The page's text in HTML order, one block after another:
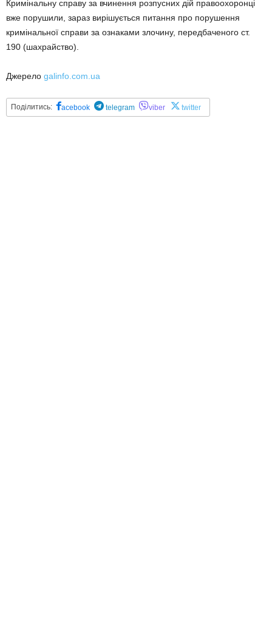
Кримінальну справу за вчинення розпусних дій правоохоронці
вже порушили, зараз вирішується питання про порушення
кримінальної справи за ознаками злочину, передбаченого ст.
190 (шахрайство).
Джерело galinfo.com.ua
Поділитись: acebook telegram viber twitter